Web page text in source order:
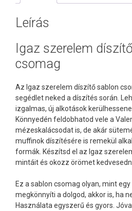
Leírás
Igaz szerelem
csomag
Az Igaz szerelem díszítő sablon
segédlet neked a díszítés során.
izgalmas, új alkotások
Könnyedén feldobhatod vele a
mézeskalácsodat is, de akár
muffinok díszítésére is remekül
formák. Készítsd el az Igaz
mintáit és okozz örömet
Ez a sablon csomag olyan, mint
megkönnyíti a dolgod, akkor is, ha
Használata egyszerű és gyors.